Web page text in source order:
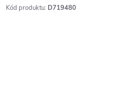
Kód produktu: D719480